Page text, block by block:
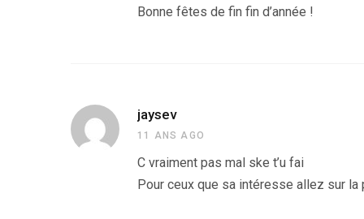
Bonne fêtes de fin fin d’année !
jaysev
11 ANS AGO
C vraiment pas mal ske t’u fai
Pour ceux que sa intéresse allez sur